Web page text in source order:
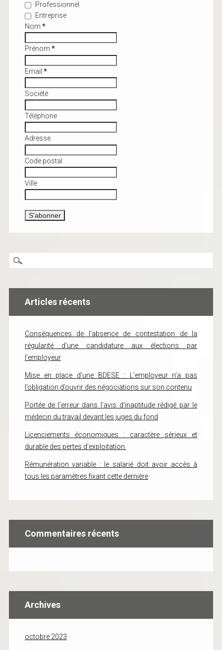
Professionnel
Entreprise
Nom *
Prénom *
Email *
Société
Téléphone
Adresse
Code postal
Ville
Articles récents
Conséquences de l’absence de contestation de la
régularité d’une candidature aux élections par
l’employeur
Mise en place d’une BDESE : L’employeur n’a pas
l’obligation d’ouvrir des négociations sur son contenu
Portée de l’erreur dans l’avis d’inaptitude rédigé par le
médecin du travail devant les juges du fond
Licenciements économiques : caractère sérieux et
durable des pertes d’exploitation
Rémunération variable : le salarié doit avoir accès à
tous les paramètres fixant cette dernière
Commentaires récents
Archives
octobre 2023